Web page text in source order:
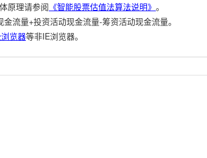
原理请参阅 《智能股票估值法算法说明》 。
流量+投资活动现金流量-筹资活动现金流量。
览器等非IE浏览器。